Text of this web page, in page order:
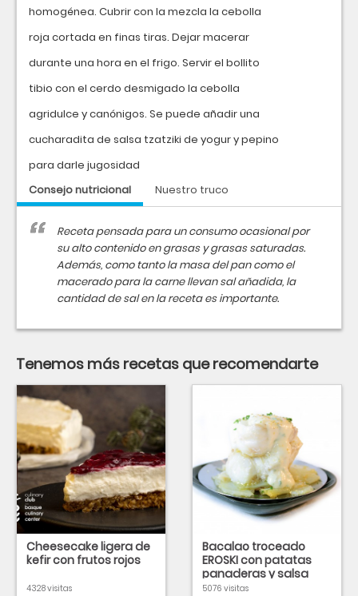
homogénea. Cubrir con la mezcla la cebolla
roja cortada en finas tiras. Dejar macerar
durante una hora en el frigo. Servir el bollito
tibio con el cerdo desmigado la cebolla
agridulce y canónigos. Se puede añadir una
cucharadita de salsa tzatziki de yogur y pepino
para darle jugosidad
Consejo nutricional
Nuestro truco
Receta pensada para un consumo ocasional por
su alto contenido en grasas y grasas saturadas.
Además, como tanto la masa del pan como el
macerado para la carne llevan sal añadida, la
cantidad de sal en la receta es importante.
Tenemos más recetas que recomendarte
Cheesecake ligera de
kefir con frutos rojos
4328 visitas
Bacalao troceado
EROSKI con patatas
panaderas y salsa
alioli
5076 visitas